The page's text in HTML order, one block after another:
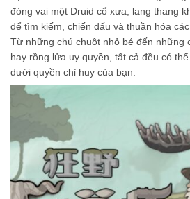
đóng vai một Druid cổ xưa, lang thang
để tìm kiếm, chiến đấu và thuần hóa
Từ những chú chuột nhỏ bé đến những
hay rồng lửa uy quyền, tất cả đều có
dưới quyền chỉ huy của bạn.